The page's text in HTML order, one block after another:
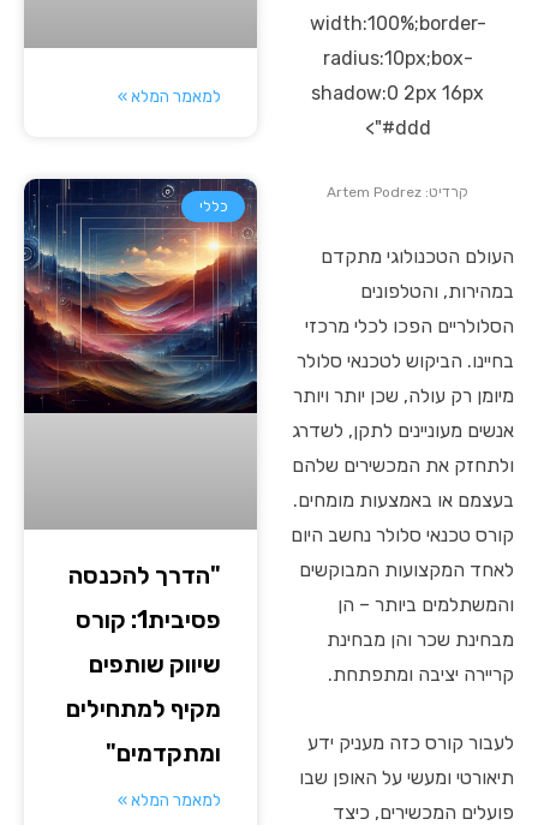
width:100%;border-
radius:10px;box-
shadow:0 2px 16px
#ddd">
קרדיט: Artem Podrez
העולם הטכנולוגי מתקדם
במהירות, והטלפונים
הסלולריים הפכו לכלי מרכזי
בחיינו. הביקוש לטכנאי סלולר
מיומן רק עולה, שכן יותר ויותר
אנשים מעוניינים לתקן, לשדרג
ולתחזק את המכשירים שלהם
בעצמם או באמצעות מומחים.
קורס טכנאי סלולר נחשב היום
לאחד המקצועות המבוקשים
והמשתלמים ביותר – הן
מבחינת שכר והן מבחינת
קריירה יציבה ומתפתחת.
לעבור קורס כזה מעניק ידע
תיאורטי ומעשי על האופן שבו
פועלים המכשירים, כיצד
למאמר המלא »
כללי
"הדרך להכנסה
פסיבית1: קורס
שיווק שותפים
מקיף למתחילים
ומתקדמים"
למאמר המלא »